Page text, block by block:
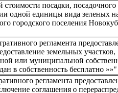
посадки, посадочного
одной единицы вида зеленых
городского поселения
регламента
земельных участков,
или муниципальной
в собственность бесплатно »»"
регламента
соглашения о